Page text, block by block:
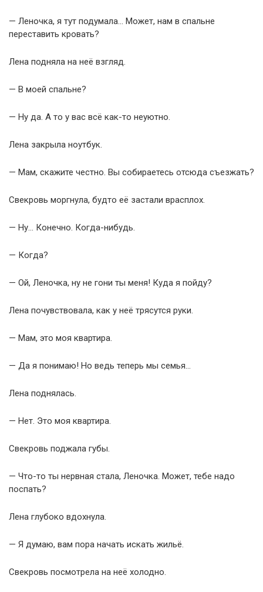
— Леночка, я тут подумала… Может, нам в спальне
переставить кровать?
Лена подняла на неё взгляд.
— В моей спальне?
— Ну да. А то у вас всё как-то неуютно.
Лена закрыла ноутбук.
— Мам, скажите честно. Вы собираетесь отсюда съезжать?
Свекровь моргнула, будто её застали врасплох.
— Ну… Конечно. Когда-нибудь.
— Когда?
— Ой, Леночка, ну не гони ты меня! Куда я пойду?
Лена почувствовала, как у неё трясутся руки.
— Мам, это моя квартира.
— Да я понимаю! Но ведь теперь мы семья…
Лена поднялась.
— Нет. Это моя квартира.
Свекровь поджала губы.
— Что-то ты нервная стала, Леночка. Может, тебе надо
поспать?
Лена глубоко вдохнула.
— Я думаю, вам пора начать искать жильё.
Свекровь посмотрела на неё холодно.